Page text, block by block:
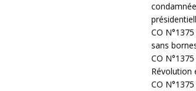
CO
sans
CO
Révolution
CO